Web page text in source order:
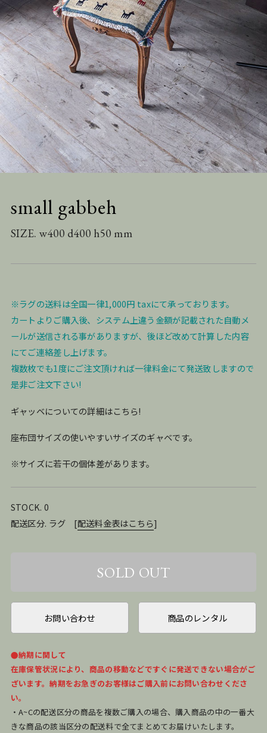
small gabbeh
SIZE. w400 d400 h50 mm
※ラグの送料は全国一律1,000円 taxにて承っております。
カートよりご購入後、システム上違う金額が記載された自動メ
ールが送信される事がありますが、後ほど改めて計算した内容
にてご連絡差し上げます。
複数枚でも1度にご注文頂ければ一律料金にて発送致しますので
是非ご注文下さい!
ギャッベについての詳細はこちら!
座布団サイズの使いやすいサイズのギャベです。
※サイズに若干の個体差があります。
STOCK. 0
配送区分. ラグ [配送料金表はこちら]
お問い合わせ 商品のレンタル
●納期に関して
在庫保管状況により、商品の移動などですぐに発送できない場合がご
ざいます。納期をお急ぎのお客様はご購入前にお問い合わせくださ
い。
・A~Cの配送区分の商品を複数ご購入の場合、購入商品の中の一番大
きな商品の該当区分の配送料で全てまとめてお届けいたします。